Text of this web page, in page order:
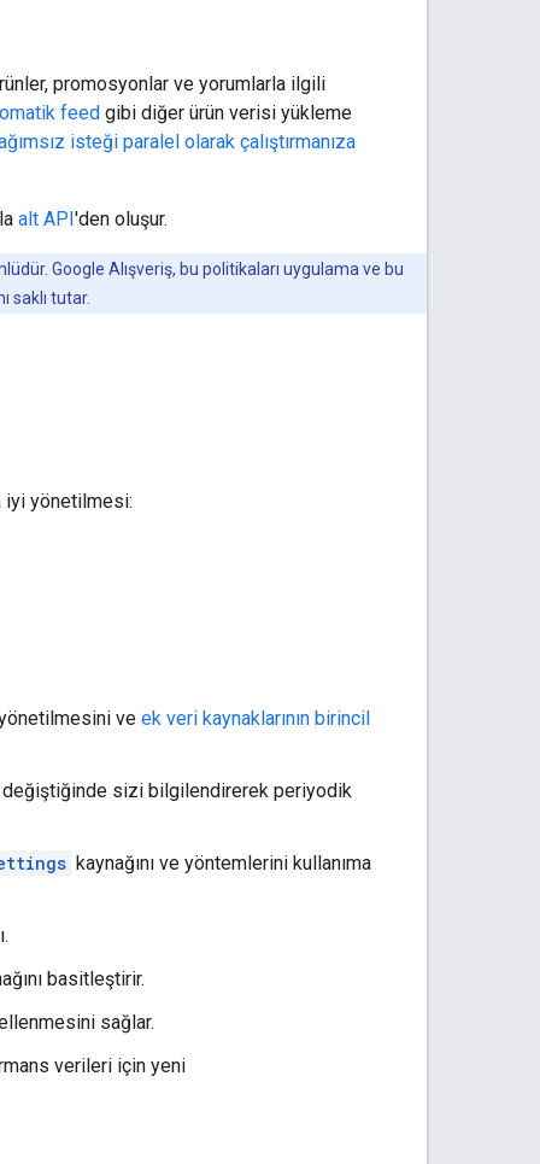
promosyonlar ve yorumlarla ilgili
feed gibi diğer ürün verisi yükleme
isteği paralel olarak çalıştırmanıza
alt API'den oluşur.
Google Alışveriş, bu politikaları uygulama ve bu
saklı tutar.
iyi yönetilmesi:
yönetilmesini ve ek veri kaynaklarının birincil
sizi bilgilendirerek periyodik
kaynağını ve yöntemlerini kullanıma
basitleştirir.
sağlar.
verileri için yeni